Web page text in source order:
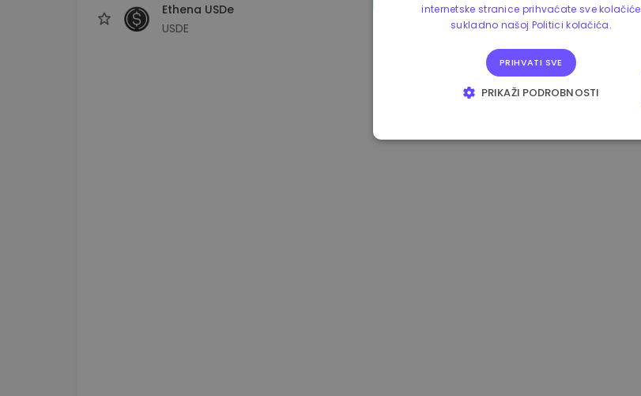
Ethena USDe
USDE
0.865673 € -0.10%
internetske stranice prihvaćate sve kolačiće
sukladno našoj Politici kolačića.
PRIHVATI SVE
PRIKAŽI PODROBNOSTI